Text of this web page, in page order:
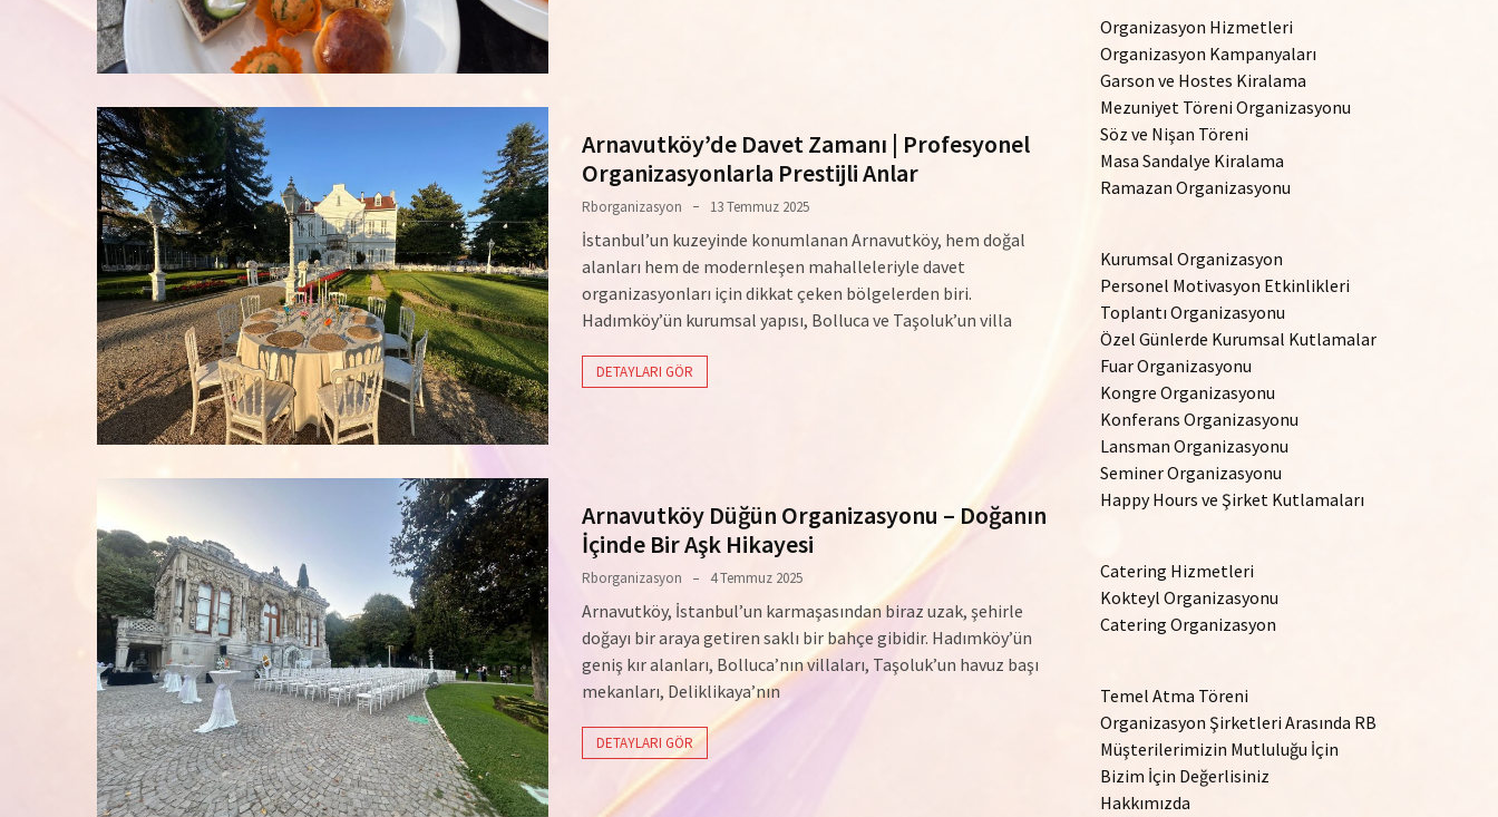
Arnavutköy’de Davet Zamanı | Profesyonel
Organizasyonlarla Prestijli Anlar
Rborganizasyon 13 Temmuz 2025
İstanbul’un kuzeyinde konumlanan Arnavutköy, hem doğal
alanları hem de modernleşen mahalleleriyle davet
organizasyonları için dikkat çeken bölgelerden biri.
Hadımköy’ün kurumsal yapısı, Bolluca ve Taşoluk’un villa
DETAYLARI GÖR
Arnavutköy Düğün Organizasyonu – Doğanın
İçinde Bir Aşk Hikayesi
Rborganizasyon 4 Temmuz 2025
Arnavutköy, İstanbul’un karmaşasından biraz uzak, şehirle
doğayı bir araya getiren saklı bir bahçe gibidir. Hadımköy’ün
geniş kır alanları, Bolluca’nın villaları, Taşoluk’un havuz başı
mekanları, Deliklikaya’nın
DETAYLARI GÖR
Organizasyon Hizmetleri
Organizasyon Kampanyaları
Garson ve Hostes Kiralama
Mezuniyet Töreni Organizasyonu
Söz ve Nişan Töreni
Masa Sandalye Kiralama
Ramazan Organizasyonu
Kurumsal Organizasyon
Personel Motivasyon Etkinlikleri
Toplantı Organizasyonu
Özel Günlerde Kurumsal Kutlamalar
Fuar Organizasyonu
Kongre Organizasyonu
Konferans Organizasyonu
Lansman Organizasyonu
Seminer Organizasyonu
Happy Hours ve Şirket Kutlamaları
Catering Hizmetleri
Kokteyl Organizasyonu
Catering Organizasyon
Temel Atma Töreni
Organizasyon Şirketleri Arasında RB
Müşterilerimizin Mutluluğu İçin
Bizim İçin Değerlisiniz
Hakkımızda